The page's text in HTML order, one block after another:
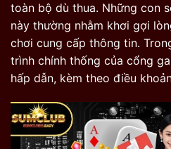
toàn bộ dù thua. Những con
này thường nhằm khơi gợi
chơi cung cấp thông tin.
trình chính thống của cổng
hấp dẫn, kèm theo điều